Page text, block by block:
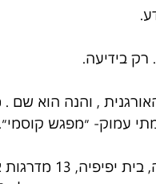
בידיעה.
, והנה הוא שם
עמוק- ״מפגש קוסמי״.
הוזמנו , כל קבוצת